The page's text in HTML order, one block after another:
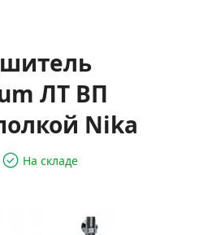
ЛТ ВП
Nika
На складе